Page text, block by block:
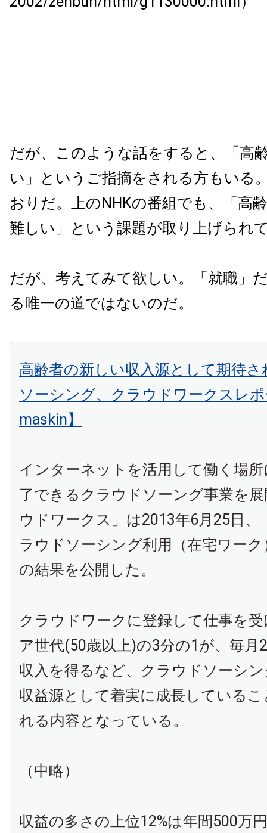
だが、このような話をすると、「高
い」というご指摘をされる方もいる
おりだ。上のNHKの番組でも、「高
難しい」という課題が取り上げられ
だが、考えてみて欲しい。「就職」
る唯一の道ではないのだ。
高齢者の新しい収入源として期待
ソーシング、クラウドワークスレ
maskin】
インターネットを活用して働く場
了できるクラウドソーング事業を
ウドワークス」は2013年6月25日、
ラウドソーシング利用（在宅ワーク
の結果を公開した。
クラウドワークに登録して仕事を
ア世代(50歳以上)の3分の1が、毎月
収入を得るなど、クラウドソーシ
収益源として着実に成長している
れる内容となっている。
（中略）
収益の多さの上位12%は年間500万